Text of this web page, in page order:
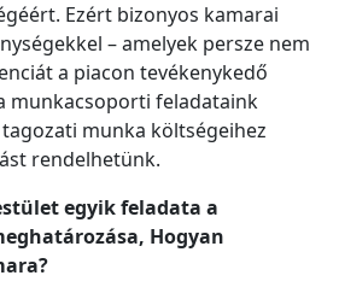
Ezért bizonyos kamarai
– amelyek persze nem
a piacon tevékenykedő
munkacsoporti feladataink
munka költségeihez
rendelhetünk.
egyik feladata a
Hogyan